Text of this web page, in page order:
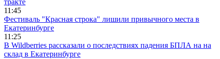
тракте
11:45
Фестиваль "Красная строка" лишили привычного места в
Екатеринбурге
11:25
В Wildberries рассказали о последствиях падения БПЛА на на
склад в Екатеринбурге